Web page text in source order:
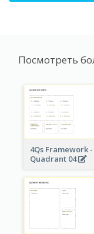
Посмотреть
4Qs Framework -
Quadrant 04